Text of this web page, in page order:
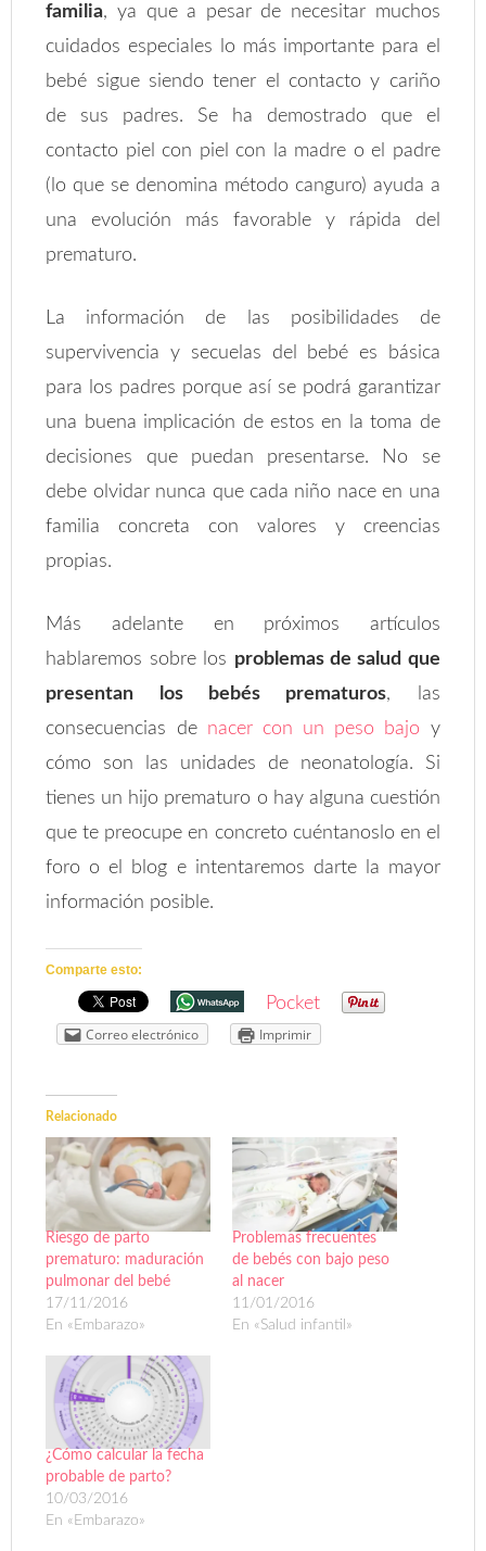
familia, ya que a pesar de necesitar muchos
cuidados especiales lo más importante para el
bebé sigue siendo tener el contacto y cariño
de sus padres. Se ha demostrado que el
contacto piel con piel con la madre o el padre
(lo que se denomina método canguro) ayuda a
una evolución más favorable y rápida del
prematuro.
La información de las posibilidades de
supervivencia y secuelas del bebé es básica
para los padres porque así se podrá garantizar
una buena implicación de estos en la toma de
decisiones que puedan presentarse. No se
debe olvidar nunca que cada niño nace en una
familia concreta con valores y creencias
propias.
Más adelante en próximos artículos
hablaremos sobre los problemas de salud que
presentan los bebés prematuros, las
consecuencias de nacer con un peso bajo y
cómo son las unidades de neonatología. Si
tienes un hijo prematuro o hay alguna cuestión
que te preocupe en concreto cuéntanoslo en el
foro o el blog e intentaremos darte la mayor
información posible.
Comparte esto:
Pocket
Correo electrónico Imprimir
Relacionado
Riesgo de parto
prematuro: maduración
pulmonar del bebé
17/11/2016
En «Embarazo»
Problemas frecuentes
de bebés con bajo peso
al nacer
11/01/2016
En «Salud infantil»
¿Cómo calcular la fecha
probable de parto?
10/03/2016
En «Embarazo»